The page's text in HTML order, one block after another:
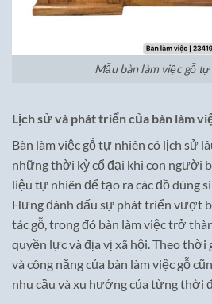
Mẫu bàn làm việc gỗ
Lịch sử và phát triển của bàn làm
Bàn làm việc gỗ tự nhiên có lịch sử
những thời kỳ cổ đại khi con người
liệu tự nhiên để tạo ra các đồ dùng
Hưng đánh dấu sự phát triển vượt
tác gỗ, trong đó bàn làm việc trở
quyền lực và địa vị xã hội. Theo thời
và công năng của bàn làm việc gỗ
nhu cầu và xu hướng của từng thời